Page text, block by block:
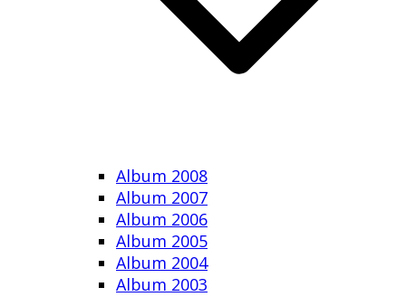
Album 2008
Album 2007
Album 2006
Album 2005
Album 2004
Album 2003